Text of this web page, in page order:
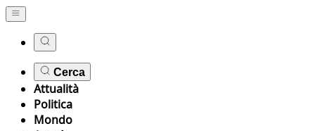
Cerca
Attualità
Politica
Mondo